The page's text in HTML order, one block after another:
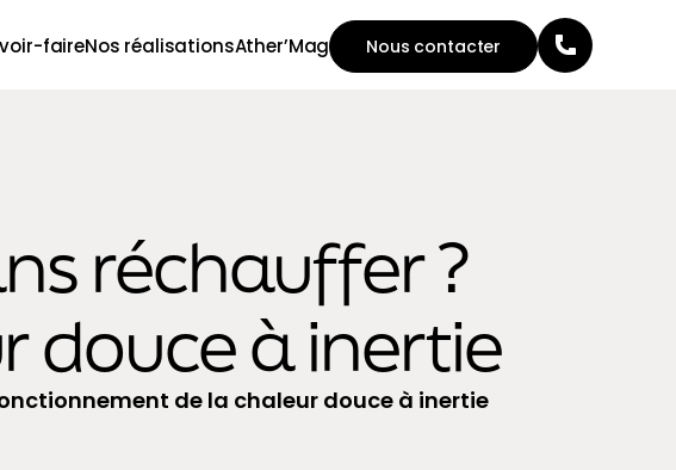
faireNos réalisationsAther’Mag Nous contacter
réchauffer ?
douce à inertie
de la chaleur douce à inertie